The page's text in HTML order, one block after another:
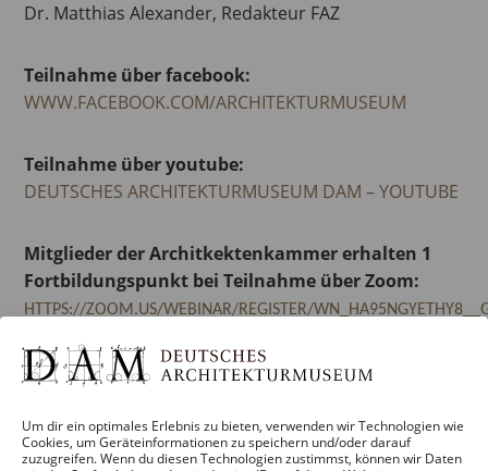
Um dir ein optimales Erlebnis zu bieten, verwenden wir Technologien wie
Cookies, um Geräteinformationen zu speichern und/oder darauf
zuzugreifen. Wenn du diesen Technologien zustimmst, können wir Daten
Dr. Matthias Alexander, Redakteur FAZ
Teilnahme über facebook:
WWW.FACEBOOK.COM/ARCHITEKTURMUSEUM
Teilnahme über youtube:
DEUTSCHES ARCHITEKTURMUSEUM DAM – YOUTUBE
Mitglieder der Architkektenkammer erhalten 1
Fortbildungspunkt bei Teilnahme über Zoom:
HTTPS://ZOOM.US/WEBINAR/REGISTER/